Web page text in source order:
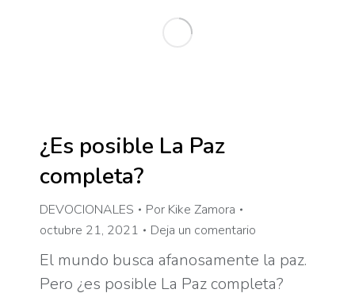
¿Es posible La Paz
completa?
DEVOCIONALES Por Kike Zamora
octubre 21, 2021
Deja un comentario
El mundo busca afanosamente la paz.
Pero ¿es posible La Paz completa?